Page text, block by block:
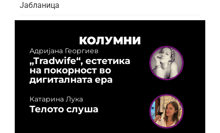
Јабланица
КОЛУМНИ
Адријана Георгиев
„Tradwife“, естетика
на покорност во
дигиталната ера
Катарина Лука
Телото слуша